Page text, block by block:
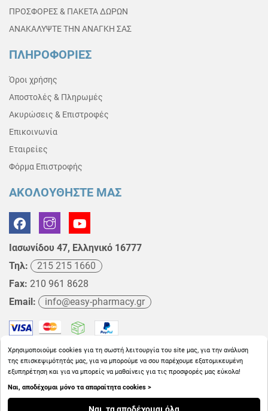
ΠΡΟΣΦΟΡΕΣ & ΠΑΚΕΤΑ ΔΩΡΩΝ
ΑΝΑΚΑΛΥΨΤΕ ΤΗΝ ΑΝΑΓΚΗ ΣΑΣ
ΠΛΗΡΟΦΟΡΙΕΣ
Όροι χρήσης
Αποστολές & Πληρωμές
Ακυρώσεις & Επιστροφές
Επικοινωνία
Εταιρείες
Φόρμα Επιστροφής
ΑΚΟΛΟΥΘΗΣΤΕ ΜΑΣ
Ιασωνίδου 47, Ελληνικό 16777
Τηλ:
215 215 1660
Fax: 210 961 8628
Email:
info@easy-pharmacy.gr
Copyright © 2026EasyPharmacy.gr
Χρησιμοποιούμε cookies για τη σωστή λειτουργία του site μας, για την ανάλυση
της επισκεψιμότητάς μας, για να μπορούμε να σου παρέχουμε εξατομικευμένη
εξυπηρέτηση και για να μπορείς να μαθαίνεις για τις προσφορές μας εύκολα!
Ναι, αποδέχομαι μόνο τα απαραίτητα cookies >